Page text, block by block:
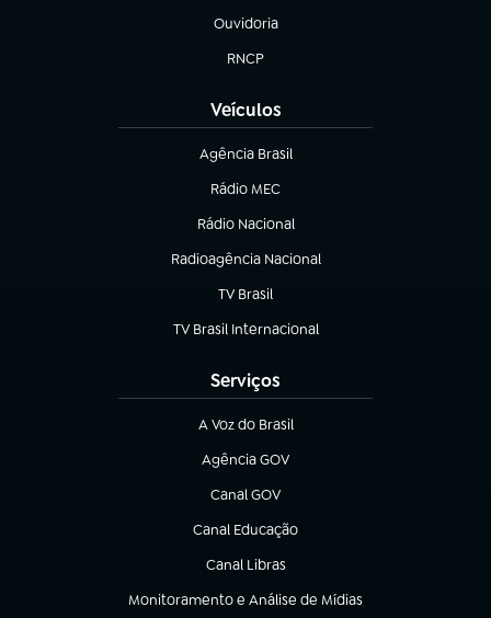
Ouvidoria
(abre em nova aba)
RNCP
(abre em nova aba)
Veículos
Agência Brasil
(abre em nova aba)
Rádio MEC
(abre em nova aba)
Rádio Nacional
Radioagência Nacional
(abre em nova aba)
TV Brasil
(abre em nova aba)
TV Brasil Internacional
(abre em nova aba)
Serviços
A Voz do Brasil
(abre em nova aba)
Agência GOV
(abre em nova aba)
Canal GOV
(abre em nova aba)
Canal Educação
(abre em nova aba)
Canal Libras
(abre em nova aba)
Monitoramento e Análise de Mídias
(abre em nova aba)